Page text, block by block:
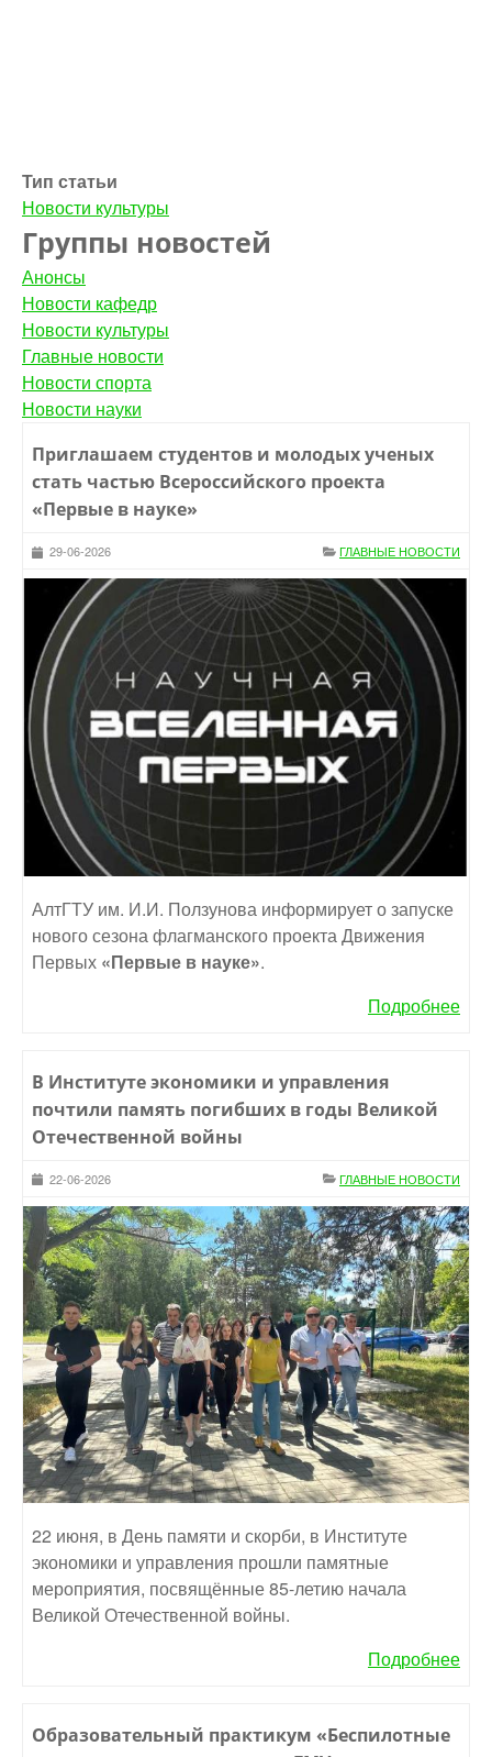
Тип статьи
Новости культуры
Группы новостей
Анонсы
Новости кафедр
Новости культуры
Главные новости
Новости спорта
Новости науки
Приглашаем студентов и молодых ученых
стать частью Всероссийского проекта
«Первые в науке»
29-06-2026 ГЛАВНЫЕ НОВОСТИ
АлтГТУ им. И.И. Ползунова информирует о запуске
нового сезона флагманского проекта Движения
Первых «Первые в науке».
Подробнее
В Институте экономики и управления
почтили память погибших в годы Великой
Отечественной войны
22-06-2026 ГЛАВНЫЕ НОВОСТИ
22 июня, в День памяти и скорби, в Институте
экономики и управления прошли памятные
мероприятия, посвящённые 85-летию начала
Великой Отечественной войны.
Подробнее
Образовательный практикум «Беспилотные